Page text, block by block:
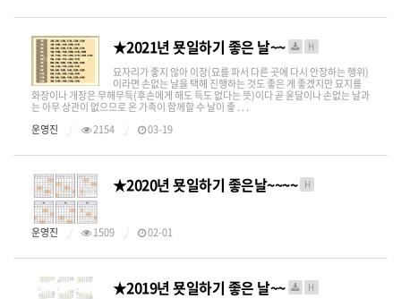
★2021년 묫일하기 좋은 날~~ H
묘자리가 좋지 않아 이장(묘를 파서 다른 곳에 다시 안장하는 행위)
이라면 손없는 날을 택해 진행하는 것도 좋은 게 좋겠지만 묘지를
화장이나 개장은 무해무득(후손에게 해도 득도 없다는 뜻)이다 곧 윤달이나 손없는 날과
는 아무 상관이 없으므로 온 가족이 함께할 수 날이 좋 . . .
운영진
2154 03-19
★2020년 묫일하기 좋은날~~~~ H
운영진 1509 02-01
★2019년 묫일하기 좋은 날~~ H